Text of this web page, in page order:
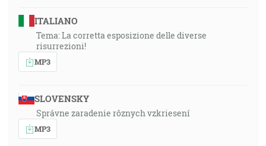
ITALIANO
Tema: La corretta esposizione delle diverse
risurrezioni!
MP3
SLOVENSKY
Správne zaradenie rôznych vzkriesení
MP3